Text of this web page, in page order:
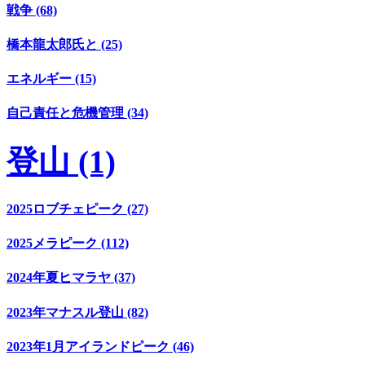
戦争 (68)
橋本龍太郎氏と (25)
エネルギー (15)
自己責任と危機管理 (34)
登山 (1)
2025ロブチェピーク (27)
2025メラピーク (112)
2024年夏ヒマラヤ (37)
2023年マナスル登山 (82)
2023年1月アイランドピーク (46)